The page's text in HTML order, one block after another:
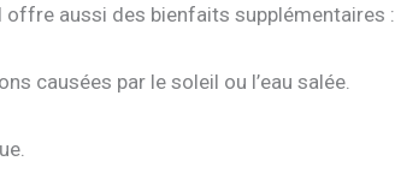
offre aussi des bienfaits supplémentaires :
causées par le soleil ou l’eau salée.